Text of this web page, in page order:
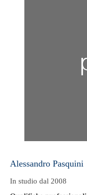
Alessandro Pasquini
In studio dal 2008